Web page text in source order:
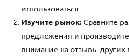
использоваться.
Изучите рынок: Сравните
предложения и
внимание на отзывы других